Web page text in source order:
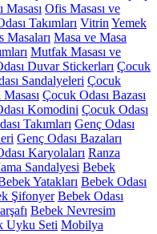
Masası Ofis Masası ve
Takımları Vitrin Yemek
Masaları Masa ve Masa
Mutfak Masası ve
Duvar Stickerları Çocuk
Sandalyeleri Çocuk
Çocuk Odası Bazası
Komodini Çocuk Odası
Takımları Genç Odası
Genç Odası Bazaları
Karyolaları Ranza
Sandalyesi Bebek
Yatakları Bebek Odası
Şifonyer Bebek Odası
Bebek Nevresim
Uyku Seti Mobilya